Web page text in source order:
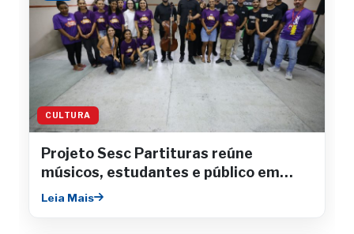
CULTURA
Projeto Sesc Partituras reúne
músicos, estudantes e público em
concertos gratuitos
Leia Mais